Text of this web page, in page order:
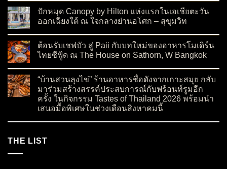
ปักหมุด Canopy by Hilton แห่งแรกในเอเชียตะวัน
ออกเฉียงใต้ ณ ใจกลางย่านอโศก – สุขุมวิท
ต้อนรับเชฟบัว สู่ Paii กับบทใหม่ของอาหารโมเดิร์น
ไทยซีฟู้ด ณ The House on Sathorn, W Bangkok
“บ้านสวนลุงไข่” ร้านอาหารชื่อดังจากเกาะสมุย กลับ
มาร่วมสร้างสรรค์ประสบการณ์กับฟร้อนท์รูมอีก
ครั้ง ในกิจกรรม Tastes of Thailand 2026 พร้อมนำ
เสนอมื้อพิเศษในช่วงเดือนสิงหาคมนี้
THE LIST